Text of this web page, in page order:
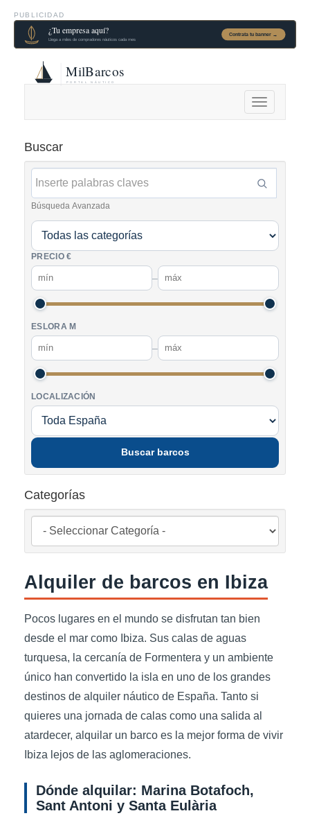
PUBLICIDAD
Alternar
navegación
Buscar
Búsqueda Avanzada
PRECIO €
–
ESLORA M
–
LOCALIZACIÓN
Buscar barcos
Categorías
Alquiler de barcos en Ibiza
Pocos lugares en el mundo se disfrutan tan bien
desde el mar como Ibiza. Sus calas de aguas
turquesa, la cercanía de Formentera y un ambiente
único han convertido la isla en uno de los grandes
destinos de alquiler náutico de España. Tanto si
quieres una jornada de calas como una salida al
atardecer, alquilar un barco es la mejor forma de vivir
Ibiza lejos de las aglomeraciones.
Dónde alquilar: Marina Botafoch,
Sant Antoni y Santa Eulària